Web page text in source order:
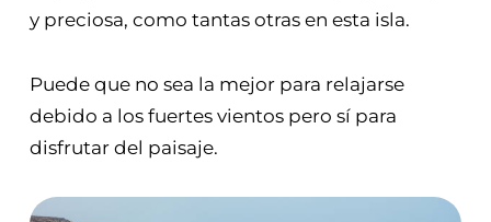
y preciosa, como tantas otras en esta isla.
Puede que no sea la mejor para relajarse
debido a los fuertes vientos pero sí para
disfrutar del paisaje.